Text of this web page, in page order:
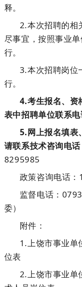
释。
2.本次招聘的相
尽事宜，按照事业
行。
3.本次招聘岗位
行。
4.考生报名、资
表中招聘单位联系电
5.网上报名填表
请联系技术咨询电
8295985
政策咨询电话
监督电话：
委）
附件：
1.上饶市事业单
位表
2.上饶市事业单